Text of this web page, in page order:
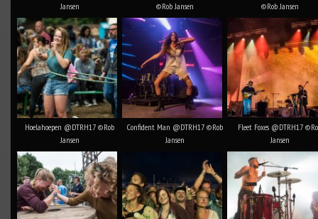
Jansen
©Rob Jansen
©Rob Jansen
Hoelahoepen @DTRH17 ©Rob
Jansen
Confident Man @DTRH17 ©Rob
Jansen
Fleet Foxes @DTRH17
Jansen